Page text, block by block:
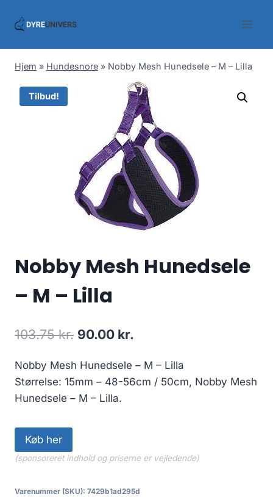
Hjem » Hundesnore » Nobby Mesh Hunedsele – M – Lilla
Tilbud!
Nobby Mesh Hunedsele
– M – Lilla
103.75kr. Den
var:
90.00 kr.
pris
Nobby Mesh Hunedsele – M – Lilla
Størrelse: 15mm – 48-56cm / 50cm, Nobby Mesh
Hunedsele – M – Lilla.
Køb her
(sponsoreret indhold og priserne er vejledende)
Varenummer (SKU): 7429b1ad295d